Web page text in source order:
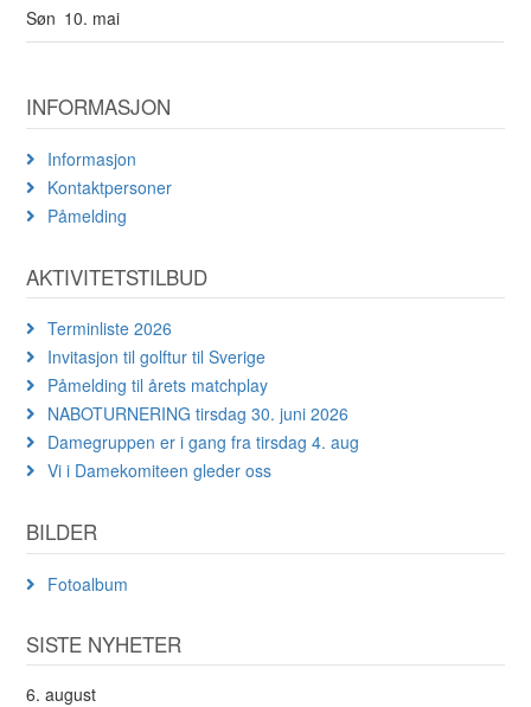
Søn 10. mai
INFORMASJON
Informasjon
Kontaktpersoner
Påmelding
AKTIVITETSTILBUD
Terminliste 2026
Invitasjon til golftur til Sverige
Påmelding til årets matchplay
NABOTURNERING tirsdag 30. juni 2026
Damegruppen er i gang fra tirsdag 4. aug
Vi i Damekomiteen gleder oss
BILDER
Fotoalbum
SISTE NYHETER
6. august